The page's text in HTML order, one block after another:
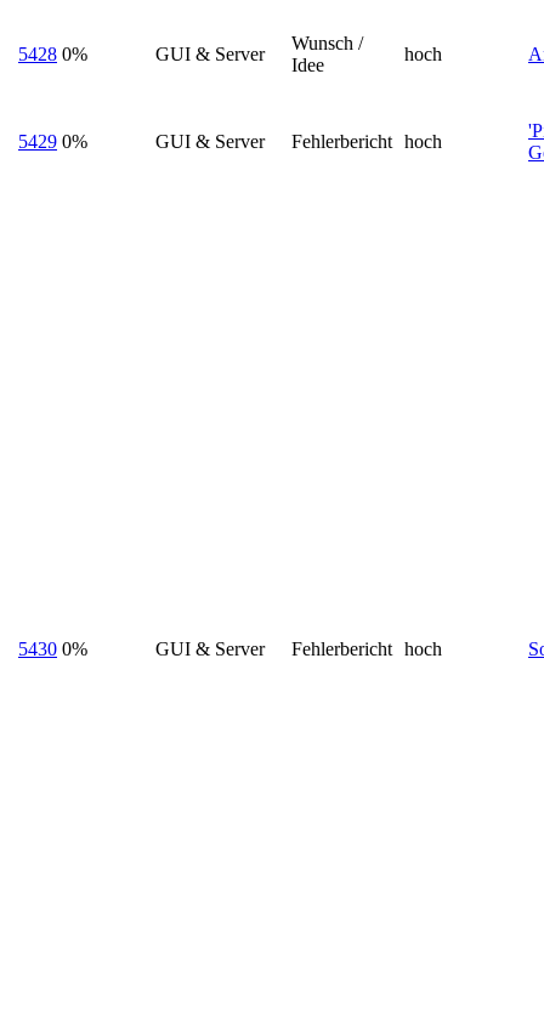
5428 0% GUI & Server
Wunsch /
Idee
hoch
5429 0% GUI & Server Fehlerbericht hoch
5430 0% GUI & Server Fehlerbericht hoch